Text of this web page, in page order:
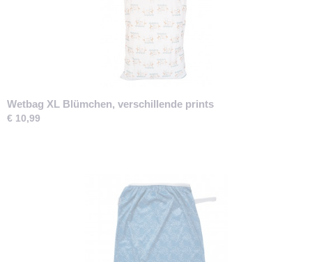
Wetbag XL Blümchen, verschillende prints
€ 10,99